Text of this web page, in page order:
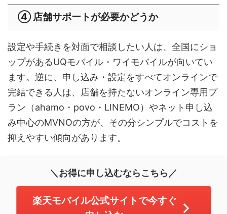
④ 店舗サポートが必要かどうか
設定や手続きを対面で相談したい人は、全国にショ
ップがあるUQモバイル・ワイモバイルが向いてい
ます。逆に、申し込み・設定をすべてオンラインで
完結できる人は、店舗を持たないオンライン専用プ
ラン（ahamo・povo・LINEMO）やネット申し込
み中心のMVNOの方が、その分シンプルでコストを
抑えやすい傾向があります。
＼お得に申し込むならこちら／
楽天モバイル公式サイトで今すぐ